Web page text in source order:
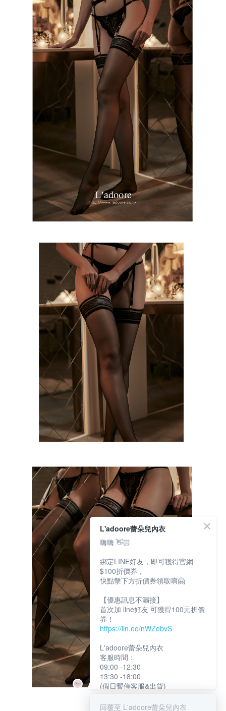
L'adoore蕾朵兒內衣
嗨嗨 👋🏻
綁定LINE好友，即可獲得官網
$100折價券，
快點擊下方折價券領取唷🤗
【優惠訊息不漏接】
首次加 line好友 可獲得100元折價
券！
https://lin.ee/nWZobvS
L'adoore蕾朵兒內衣
客服時間：
09:00 -12:30
13:30 -18:00
(假日暫停客服&出貨)
回覆至 L'adoore蕾朵兒內衣